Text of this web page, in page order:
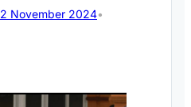
2 November 2024•